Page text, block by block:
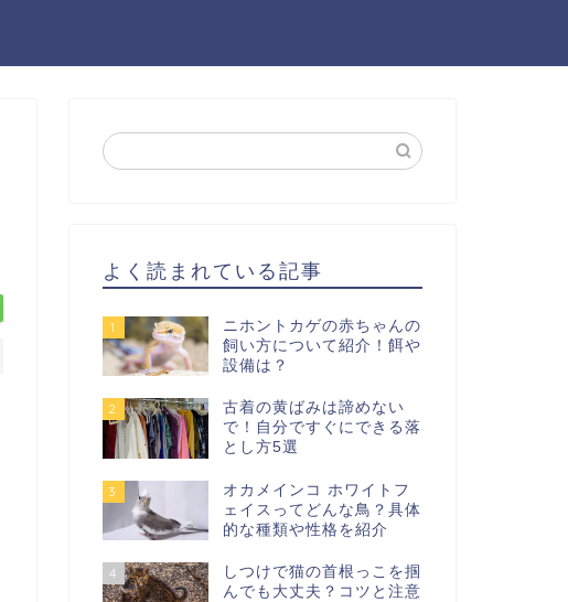
よく読まれている記事
1
ニホントカゲの赤ちゃんの
飼い方について紹介！餌や
設備は？
2
古着の黄ばみは諦めない
で！自分ですぐにできる落
とし方5選
3
オカメインコ ホワイトフ
ェイスってどんな鳥？具体
的な種類や性格を紹介
4
しつけで猫の首根っこを掴
んでも大丈夫？コツと注意